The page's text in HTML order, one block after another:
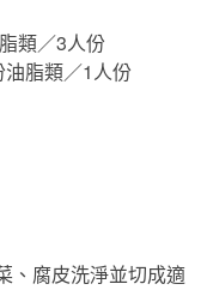
類／3人份
脂類／1人份
、腐皮洗淨並切成適